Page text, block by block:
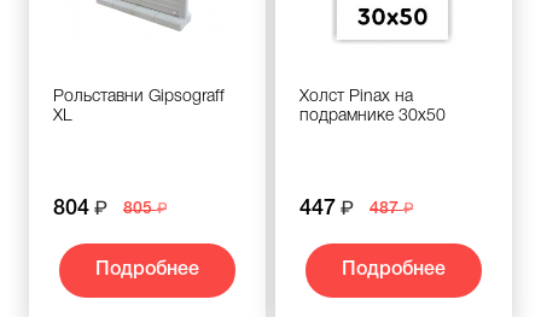
Рольставни Gipsograff
XL
804 805
Подробнее
Холст Pinax на
подрамнике 30х50
447 487
Подробнее